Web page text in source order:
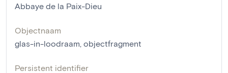
Abbaye de la Paix-Dieu
Objectnaam
glas-in-loodraam objectfragment
Persistent identifier